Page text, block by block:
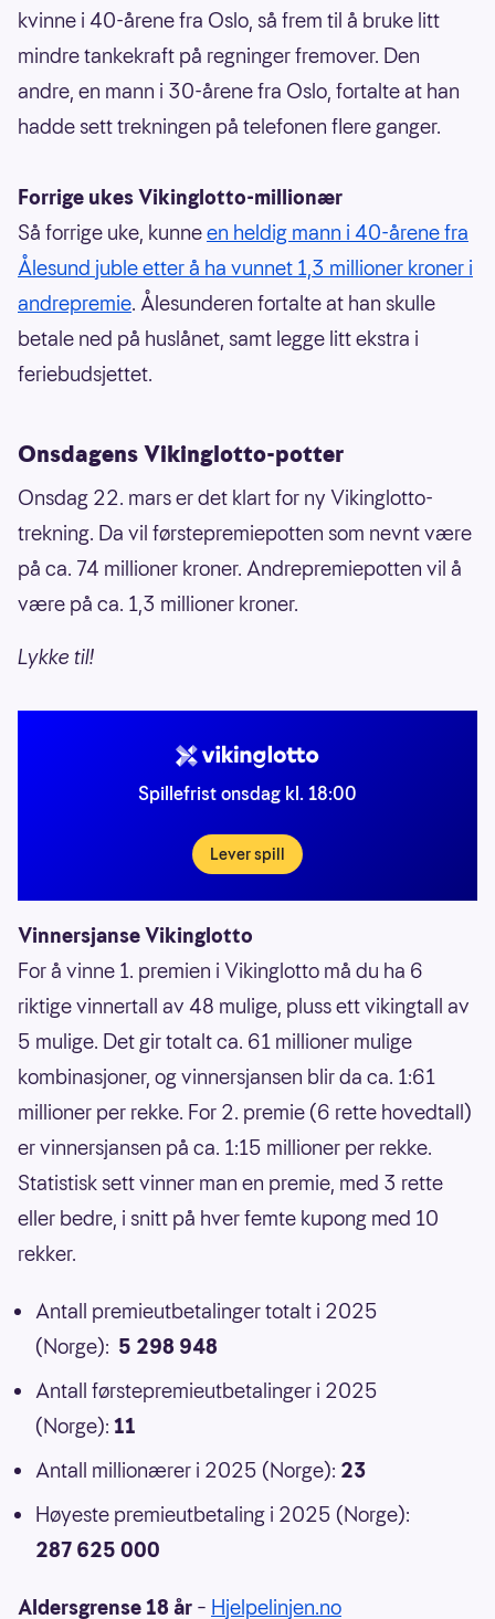
kvinne i 40-årene fra Oslo, så frem til å bruke litt
mindre tankekraft på regninger fremover. Den
andre, en mann i 30-årene fra Oslo, fortalte at han
hadde sett trekningen på telefonen flere ganger.
Forrige ukes Vikinglotto-millionær
Så forrige uke, kunneen heldig mann i 40-årene fra
Ålesund juble etter å ha vunnet 1,3 millioner kroner i
andrepremie. Ålesunderen fortalte at han skulle
betale ned på huslånet, samt legge litt ekstra i
feriebudsjettet.
Onsdagens Vikinglotto-potter
Onsdag 22. mars er det klart for ny Vikinglotto-
trekning. Da vil førstepremiepotten som nevnt være
på ca. 74 millioner kroner. Andrepremiepotten vil å
være på ca. 1,3 millioner kroner.
Lykke til!
Spillefrist onsdag kl. 18:00
Lever spill
Vinnersjanse Vikinglotto
For å vinne 1. premien i Vikinglotto må du ha 6
riktige vinnertall av 48 mulige, pluss ett vikingtall av
5 mulige. Det gir totalt ca. 61 millioner mulige
kombinasjoner, og vinnersjansen blir da ca. 1:61
millioner per rekke. For 2. premie (6 rette hovedtall)
er vinnersjansen på ca. 1:15 millioner per rekke.
Statistisk sett vinner man en premie, med 3 rette
eller bedre, i snitt på hver femte kupong med 10
rekker.
Antall premieutbetalinger totalt i 2025
(Norge): 5 298 948
Antall førstepremieutbetalinger i 2025
(Norge): 11
Antall millionærer i 2025 (Norge): 23
Høyeste premieutbetaling i 2025 (Norge):
287 625 000
Aldersgrense 18 år – Hjelpelinjen.no